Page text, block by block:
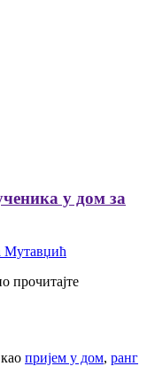
у дом за
Мутавџић
прочитајте
пријем у дом, ранг